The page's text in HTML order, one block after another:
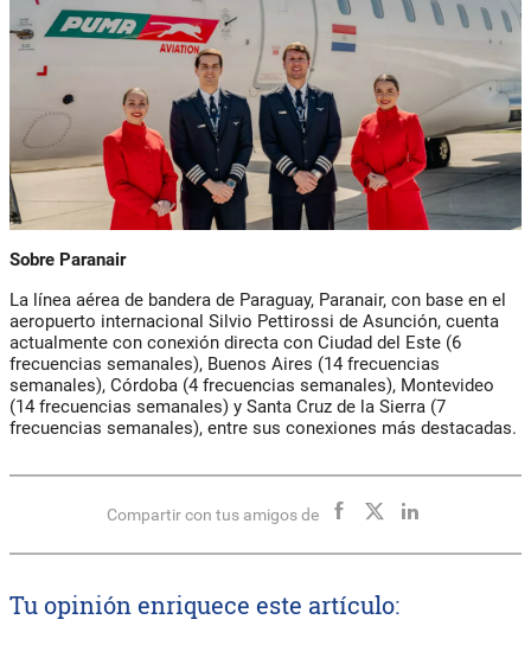
Sobre Paranair
La línea aérea de bandera de Paraguay, Paranair, con base en el
aeropuerto internacional Silvio Pettirossi de Asunción, cuenta
actualmente con conexión directa con Ciudad del Este (6
frecuencias semanales), Buenos Aires (14 frecuencias
semanales), Córdoba (4 frecuencias semanales), Montevideo
(14 frecuencias semanales) y Santa Cruz de la Sierra (7
frecuencias semanales), entre sus conexiones más destacadas.
Compartir con tus amigos de
Tu opinión enriquece este artículo: